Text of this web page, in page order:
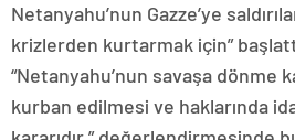
Netanyahu’nun Gazze’ye
krizlerden kurtarmak için”
“Netanyahu’nun savaşa dönme
kurban edilmesi ve haklarında